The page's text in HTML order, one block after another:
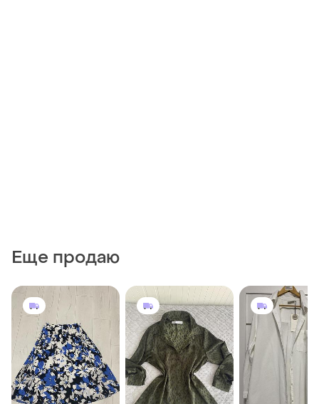
Еще продаю